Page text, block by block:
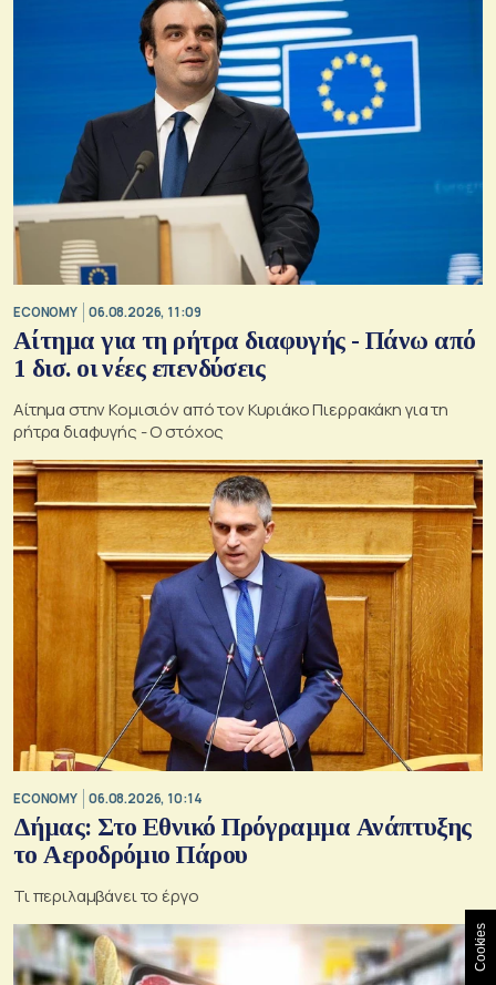
ECONOMY 06.08.2026, 11:09
Αίτημα για τη ρήτρα διαφυγής - Πάνω από
1 δισ. οι νέες επενδύσεις
Αίτημα στην Κομισιόν από τον Κυριάκο Πιερρακάκη για τη
ρήτρα διαφυγής - Ο στόχος
ECONOMY 06.08.2026, 10:14
Δήμας: Στο Εθνικό Πρόγραμμα Ανάπτυξης
το Αεροδρόμιο Πάρου
Τι περιλαμβάνει το έργο
Cookies